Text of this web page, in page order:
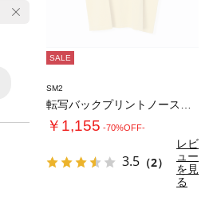
SALE
SM2
￥1,155 -70%OFF-
3.5 （2）
レビ
ュー
を見
る